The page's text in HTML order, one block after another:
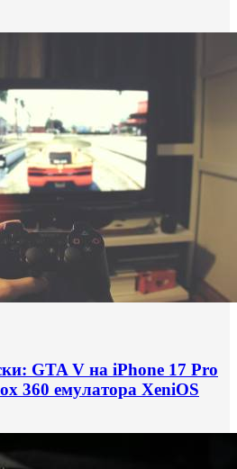
GTA V на iPhone 17 Pro
360 емулатора XeniOS